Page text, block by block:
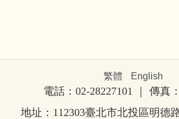
繁體 English
電話：02-28227101 ｜ 傳真
地址：112303臺北市北投區明德